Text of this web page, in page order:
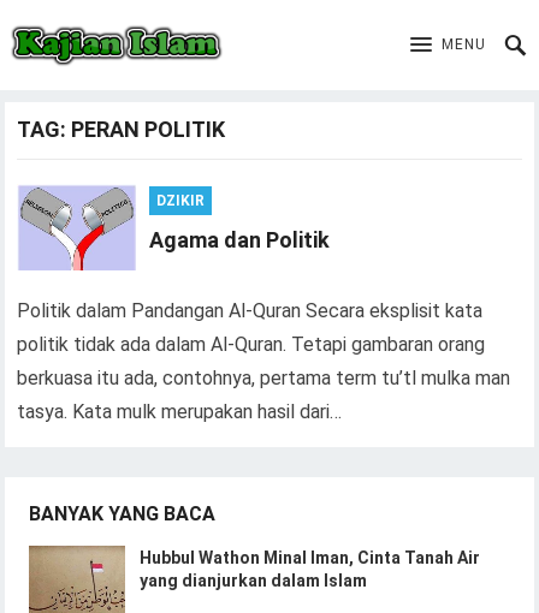
MENU
TAG: PERAN POLITIK
DZIKIR
Agama dan Politik
Politik dalam Pandangan Al-Quran Secara eksplisit kata
politik tidak ada dalam Al-Quran. Tetapi gambaran orang
berkuasa itu ada, contohnya, pertama term tu’tl mulka man
tasya. Kata mulk merupakan hasil dari…
BANYAK YANG BACA
Hubbul Wathon Minal Iman, Cinta Tanah Air
yang dianjurkan dalam Islam